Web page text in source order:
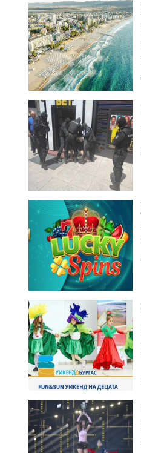
БИЗНЕС
Управители:
Веселин
Василев,
v.vasilev@flagman.bg
Касабова,
k.kassabova@flagman.bg
Главен
Колев,
office@flagman.bg
Коментарите
въвеждат
читателите
редакцията
отговорност
откриете
обиден
коментар,